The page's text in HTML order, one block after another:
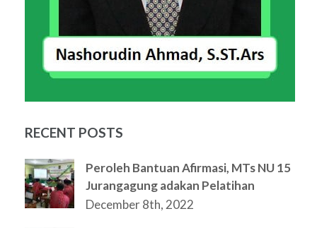
RECENT POSTS
Peroleh Bantuan Afirmasi, MTs NU 15
Jurangagung adakan Pelatihan
December 8th, 2022